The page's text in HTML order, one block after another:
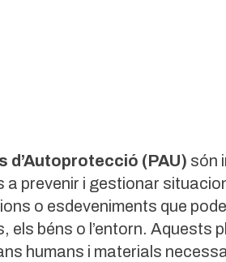
d’Autoprotecció (PAU) són
a prevenir i gestionar
o esdeveniments que
els béns o l’entorn. Aquests
humans i materials